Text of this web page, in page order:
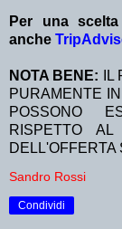
Per una
anche
NOTA BENE:
PURAMENTE
POSSONO
RISPETTO AL
DELL'OFFERTA
Sandro Rossi
Condividi